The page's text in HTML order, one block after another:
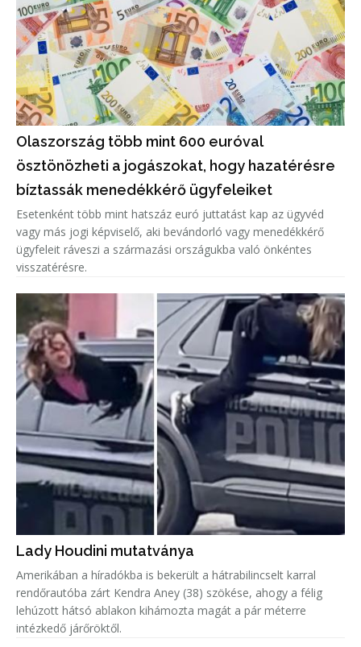
Olaszország több mint 600 euróval
ösztönözheti a jogászokat, hogy hazatérésre
bíztassák menedékkérő ügyfeleiket
Esetenként több mint hatszáz euró juttatást kap az ügyvéd
vagy más jogi képviselő, aki bevándorló vagy menedékkérő
ügyfeleit ráveszi a származási országukba való önkéntes
visszatérésre.
Lady Houdini mutatványa
Amerikában a híradókba is bekerült a hátrabilincselt karral
rendőrautóba zárt Kendra Aney (38) szökése, ahogy a félig
lehúzott hátsó ablakon kihámozta magát a pár méterre
intézkedő járőröktől.